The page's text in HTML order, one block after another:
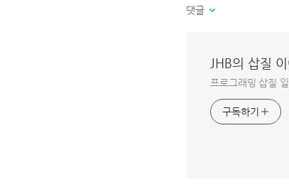
댓글
JHB의 삽질 이
프로그래밍 삽질 일
구독하기